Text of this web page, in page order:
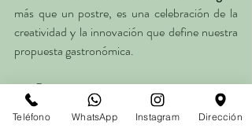
más que un postre, es una celebración de la
creatividad y la innovación que define nuestra
propuesta gastronómica.
📅 Reserva tu mesa y únete a la aventura
culinaria más divertida. ¿Serás parte del
Team
Mario o del Team Luigi
Teléfono WhatsApp Instagram Dirección